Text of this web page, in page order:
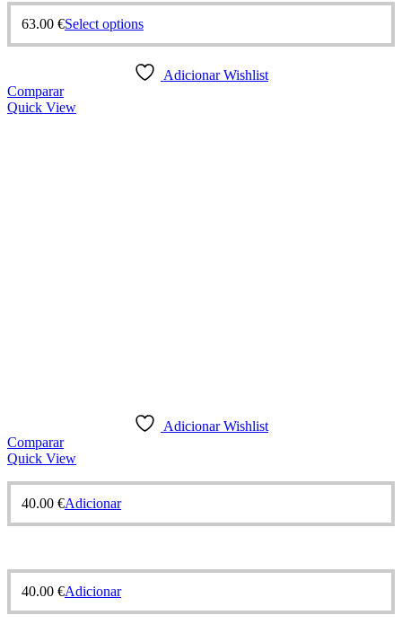
63.00 €Select options
Adicionar Wishlist
Comparar
Quick View
Adicionar Wishlist
Comparar
Quick View
40.00 €Adicionar
40.00 €Adicionar